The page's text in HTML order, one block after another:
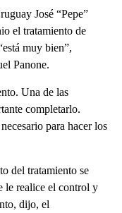
José “Pepe”
el tratamiento de
muy bien”,
Panone.
Una de las
completarlo.
para hacer los
del tratamiento se
le realice el control y
dijo, el